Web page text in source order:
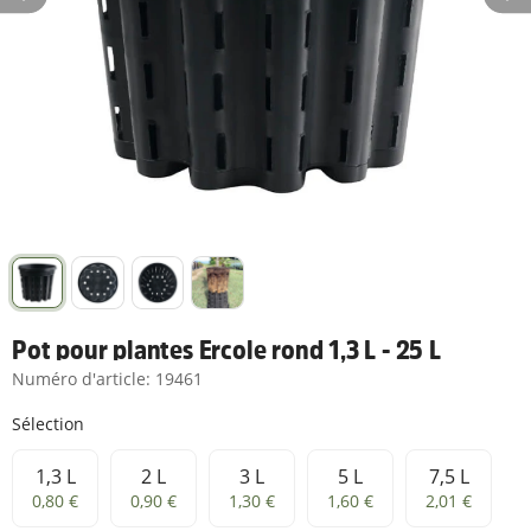
Pot pour plantes Ercole rond 1,3 L - 25 L
Numéro d'article: 19461
Sélection
1,3 L
1,3 L
0,80 €
2 L
2 L
0,90 €
3 L
3 L
1,30 €
5 L
5 L
1,60 €
7,5 L
7,5 L
2,01 €